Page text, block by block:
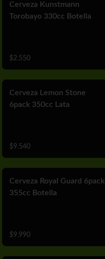
Cerveza Kunstmann
Torobayo 330cc Botella
$2.550
Cerveza Lemon Stone
6pack 350cc Lata
$9.540
Cerveza Royal Guard 6pack
355cc Botella
$9.990